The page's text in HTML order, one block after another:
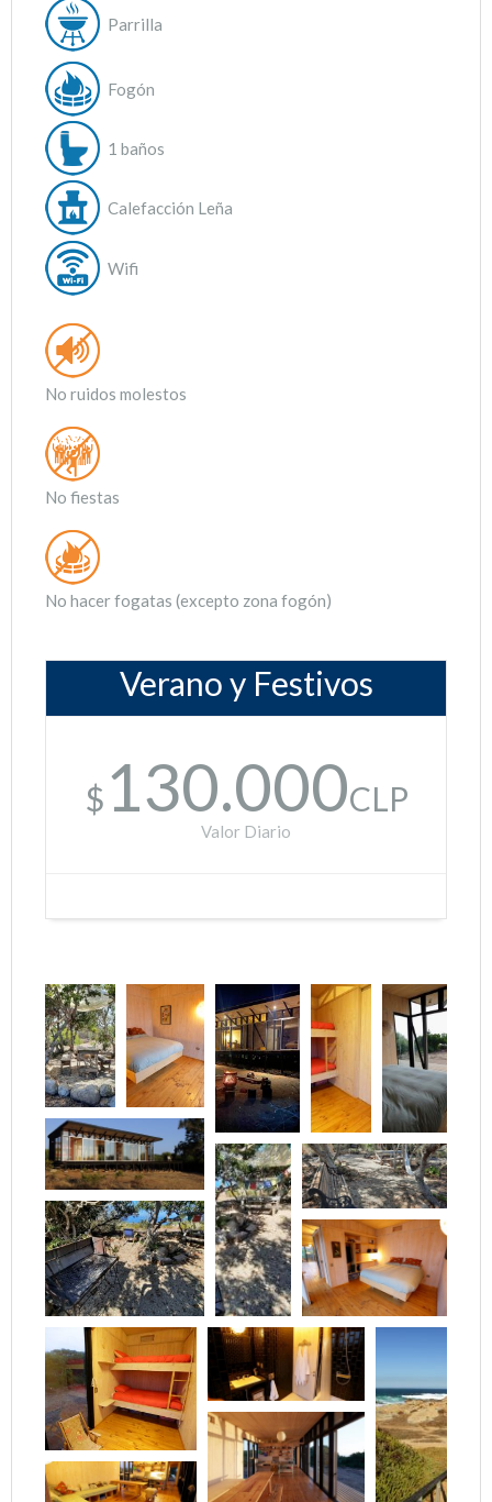
Parrilla
Fogón
1 baños
Calefacción Leña
Wifi
No ruidos molestos
No fiestas
No hacer fogatas (excepto zona fogón)
Verano y Festivos
$130.000CLP
Valor Diario